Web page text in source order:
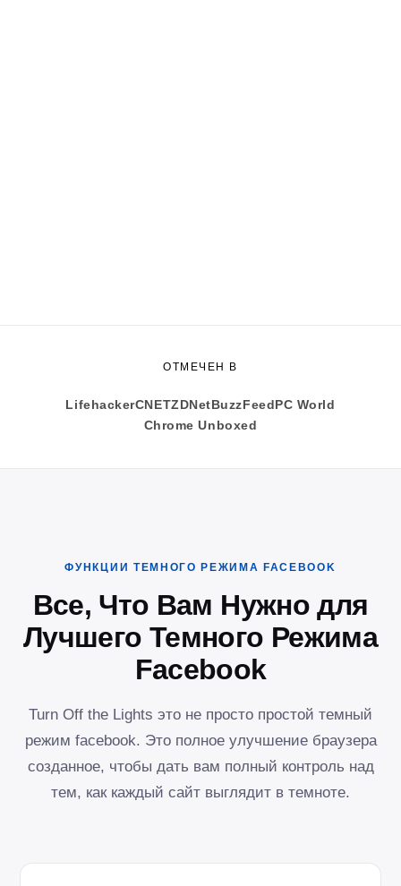
ОТМЕЧЕН В
LifehackerCNETZDNet BuzzFeed PC World
Chrome Unboxed
ФУНКЦИИ ТЕМНОГО РЕЖИМА FACEBOOK
Все, Что Вам Нужно для
Лучшего Темного Режима
Facebook
Turn Off the Lights это не просто простой темный
режим facebook. Это полное улучшение браузера
созданное, чтобы дать вам полный контроль над
тем, как каждый сайт выглядит в темноте.